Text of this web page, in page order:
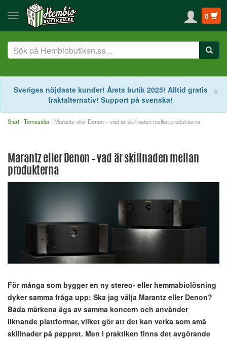
0
×
Sveriges nöjdaste kunder! Årets butik 2025! Alltid gratis
fraktalternativ! Support på svenska!
Start Temasidor Marantz eller Denon – vad är skillnaden mellan produkterna
Marantz eller Denon – vad är skillnaden mellan
produkterna
För många som bygger en ny stereo- eller hemmabiolösning
dyker samma fråga upp: Ska jag välja Marantz eller Denon?
Båda märkena ägs av samma koncern och använder
liknande plattformar, vilket gör att det kan verka som små
skillnader på pappret. Men i praktiken finns det avgörande